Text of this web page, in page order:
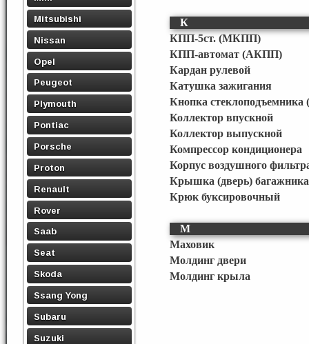
Mitsubishi
Nissan
Opel
Peugeot
Plymouth
Pontiac
Porsche
Proton
Renault
Rover
Saab
Seat
Skoda
Ssang Yong
Subaru
Suzuki
К
КПП-5ст. (МКПП)
КПП-автомат (АКПП)
Кардан рулевой
Катушка зажигания
Кнопка стеклоподъемника
Коллектор впускной
Коллектор выпускной
Компрессор кондиционера
Корпус воздушного
Крышка (дверь) багажника
Крюк буксировочный
М
Маховик
Молдинг двери
Молдинг крыла